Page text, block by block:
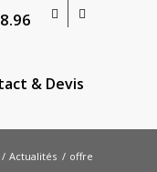
& Devis
/ Actualités / offre